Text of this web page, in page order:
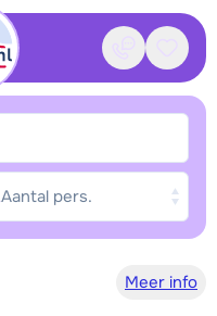
Contact
Meer info
Aantal pers.